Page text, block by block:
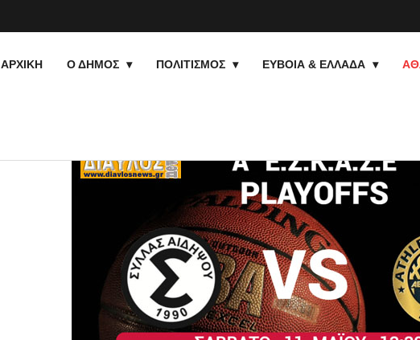
ΑΡΧΙΚΗ Ο ΔΗΜΟΣ ΠΟΛΙΤΙΣΜΟΣ ΕΥΒΟΙΑ & ΕΛΛΑΔΑ